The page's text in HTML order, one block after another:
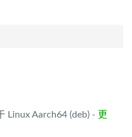
Linux Aarch64 (deb) - 更